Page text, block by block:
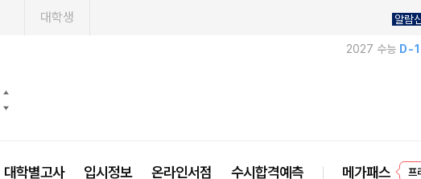
대학생 알람
2027 수능 D-
대학별고사 입시정보 온라인서점 수시합격예측 메가패스
프